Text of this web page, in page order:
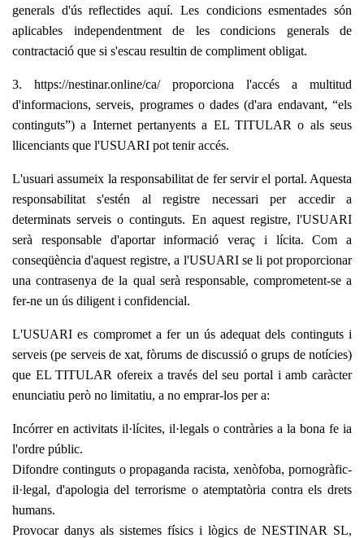
generals d'ús reflectides aquí. Les condicions esmentades són
aplicables independentment de les condicions generals de
contractació que si s'escau resultin de compliment obligat.
3. https://nestinar.online/ca/ proporciona l'accés a multitud
d'informacions, serveis, programes o dades (d'ara endavant, “els
continguts”) a Internet pertanyents a EL TITULAR o als seus
llicenciants que l'USUARI pot tenir accés.
L'usuari assumeix la responsabilitat de fer servir el portal. Aquesta
responsabilitat s'estén al registre necessari per accedir a
determinats serveis o continguts. En aquest registre, l'USUARI
serà responsable d'aportar informació veraç i lícita. Com a
conseqüència d'aquest registre, a l'USUARI se li pot proporcionar
una contrasenya de la qual serà responsable, comprometent-se a
fer-ne un ús diligent i confidencial.
L'USUARI es compromet a fer un ús adequat dels continguts i
serveis (pe serveis de xat, fòrums de discussió o grups de notícies)
que EL TITULAR ofereix a través del seu portal i amb caràcter
enunciatiu però no limitatiu, a no emprar-los per a:
Incórrer en activitats il·lícites, il·legals o contràries a la bona fe ia
l'ordre públic.
Difondre continguts o propaganda racista, xenòfoba, pornogràfic-
il·legal, d'apologia del terrorisme o atemptatòria contra els drets
humans.
Provocar danys als sistemes físics i lògics de NESTINAR SL,